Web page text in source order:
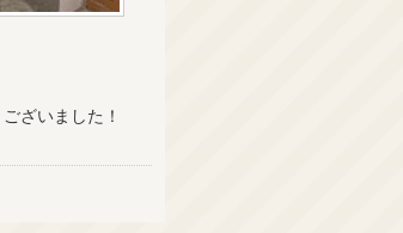
ざいました！